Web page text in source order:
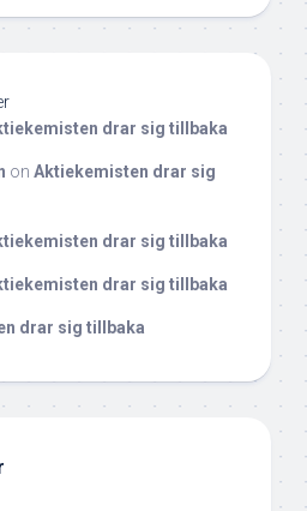
drar sig tillbaka
on Aktiekemisten drar sig
drar sig tillbaka
drar sig tillbaka
drar sig tillbaka